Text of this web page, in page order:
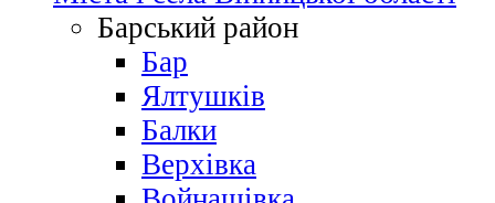
Барський район
Бар
Ялтушків
Балки
Верхівка